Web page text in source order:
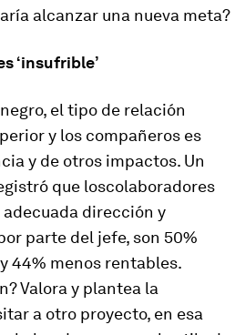
alcanzar una nueva meta?
‘insufrible’
el tipo de relación
y los compañeros es
y de otros impactos. Un
que loscolaboradores
dirección y
parte del jefe, son 50%
44% menos rentables.
Valora y plantea la
a otro proyecto, en esa